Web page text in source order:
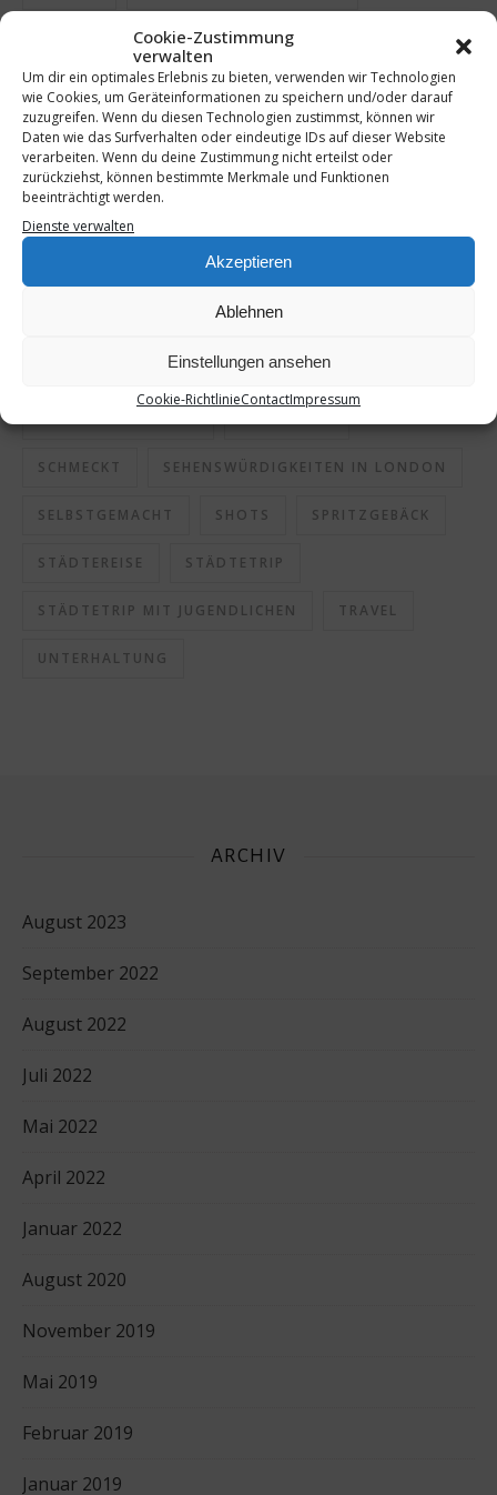
Cookie-Zustimmung
verwalten
Um dir ein optimales Erlebnis zu bieten, verwenden wir Technologien
wie Cookies, um Geräteinformationen zu speichern und/oder darauf
zuzugreifen. Wenn du diesen Technologien zustimmst, können wir
Daten wie das Surfverhalten oder eindeutige IDs auf dieser Website
verarbeiten. Wenn du deine Zustimmung nicht erteilst oder
zurückziehst, können bestimmte Merkmale und Funktionen
beeinträchtigt werden.
Dienste verwalten
Akzeptieren
Ablehnen
Einstellungen ansehen
Cookie-RichtlinieContactImpressum
JOB UND FAMILIE
KLATSCH UND TRATSCH KURKUMA
LONDON LONDON IM JANUAR
LONDON IM WINTER LONDONREISE
ORANGE
REISEN
REISEN MIT JUGENDLICHEN
RESTAURANTS IN LONDON
SCHMECKT SEHENSWÜRDIGKEITEN IN LONDON
SELBSTGEMACHT SHOTS SPRITZGEBÄCK
STÄDTEREISE STÄDTETRIP
STÄDTETRIP MIT JUGENDLICHEN TRAVEL
UNTERHALTUNG
ARCHIV
August 2023
September 2022
August 2022
Juli 2022
Mai 2022
April 2022
Januar 2022
August 2020
November 2019
Mai 2019
Februar 2019
Januar 2019